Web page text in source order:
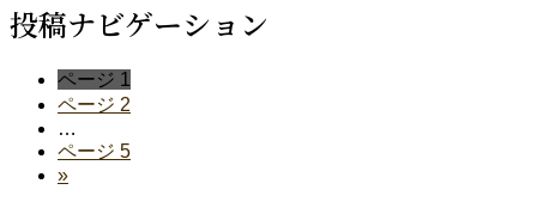
投稿ナビゲーション
ページ 1
ページ 2
…
ページ 5
»